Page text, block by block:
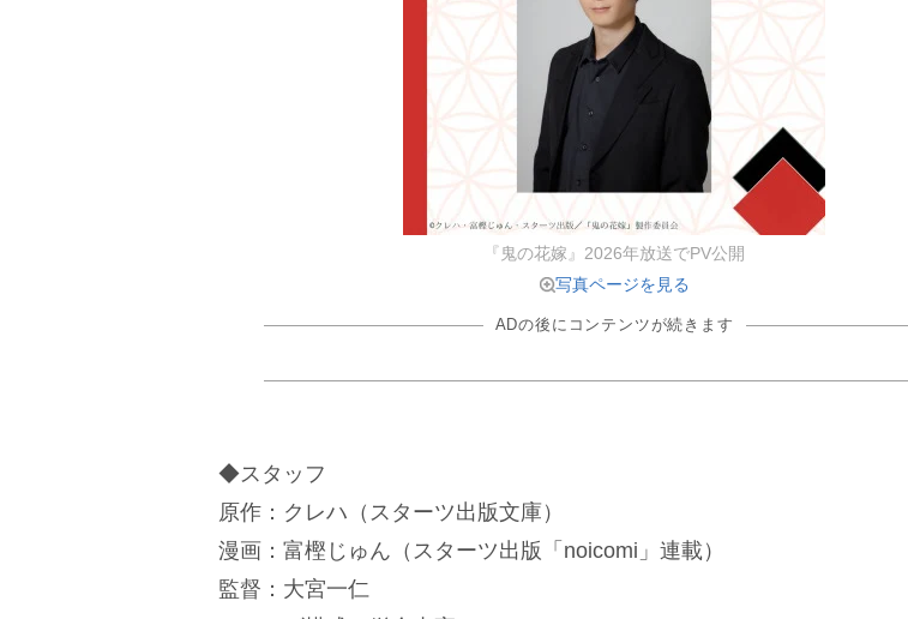
『鬼の花嫁』2026年放送でPV公開
写真ページを見る
ADの後にコンテンツが続きます
◆スタッフ
原作：クレハ（スターツ出版文庫）
漫画：富樫じゅん（スターツ出版「noicomi」連載）
監督：大宮一仁